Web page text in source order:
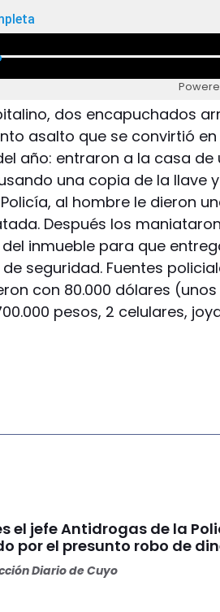
dos encapuchados
asalto que se convirtió en
año: entraron a la casa de
una copia de la llave
al hombre le dieron
Después los
inmueble para que
seguridad. Fuentes
con 80.000 dólares
pesos, 2 celulares,
el jefe Antidrogas de la
por el presunto robo de
Diario de Cuyo